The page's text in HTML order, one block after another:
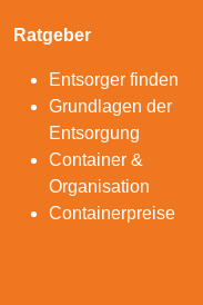
Ratgeber
Entsorger finden
Grundlagen der
Entsorgung
Container &
Organisation
Containerpreise